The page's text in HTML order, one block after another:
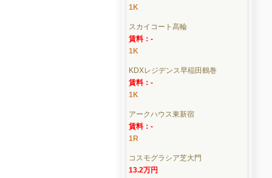
1K
スカイコート高輪
賃料：-
1K
KDXレジデンス早稲田鶴巻
賃料：-
1K
アークハウス東新宿
賃料：-
1R
コスモグラシア芝大門
13.2万円